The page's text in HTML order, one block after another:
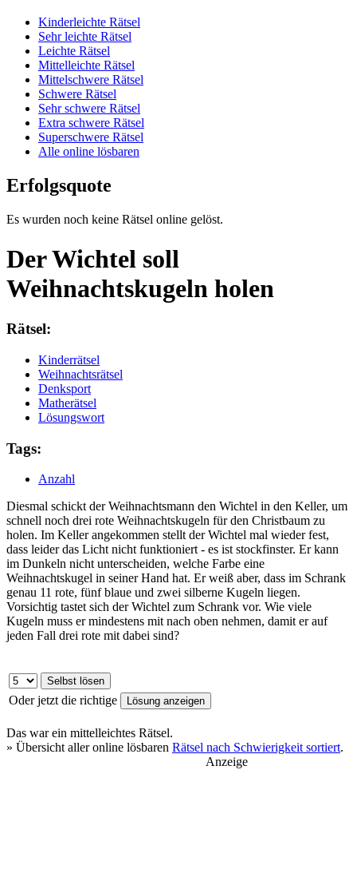
Kinderleichte Rätsel
Sehr leichte Rätsel
Leichte Rätsel
Mittelleichte Rätsel
Mittelschwere Rätsel
Schwere Rätsel
Sehr schwere Rätsel
Extra schwere Rätsel
Superschwere Rätsel
Alle online lösbaren
Erfolgsquote
Es wurden noch keine Rätsel online gelöst.
Der Wichtel soll
Weihnachtskugeln holen
Rätsel:
Kinderrätsel
Weihnachtsrätsel
Denksport
Matherätsel
Lösungswort
Tags:
Anzahl
Diesmal schickt der Weihnachtsmann den Wichtel in den Keller, um
schnell noch drei rote Weihnachtskugeln für den Christbaum zu
holen. Im Keller angekommen stellt der Wichtel mal wieder fest,
dass leider das Licht nicht funktioniert - es ist stockfinster. Er kann
im Dunkeln nicht unterscheiden, welche Farbe eine
Weihnachtskugel in seiner Hand hat. Er weiß aber, dass im Schrank
genau 11 rote, fünf blaue und zwei silberne Kugeln liegen.
Vorsichtig tastet sich der Wichtel zum Schrank vor. Wie viele
Kugeln muss er mindestens mit nach oben nehmen, damit er auf
jeden Fall drei rote mit dabei sind?
Oder jetzt die richtige
Das war ein mittelleichtes Rätsel.
» Übersicht aller online lösbaren Rätsel nach Schwierigkeit sortiert.
Anzeige